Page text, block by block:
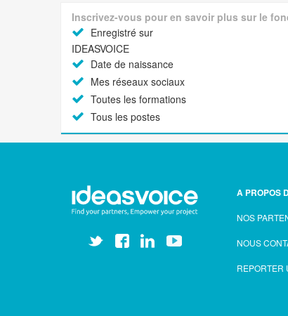
Inscrivez-vous pour en savoir plus sur le
Enregistré sur
IDEASVOICE
Date de naissance
Mes réseaux sociaux
Toutes les formations
Tous les postes
A PROPOS
NOS
NOUS
REPORTER